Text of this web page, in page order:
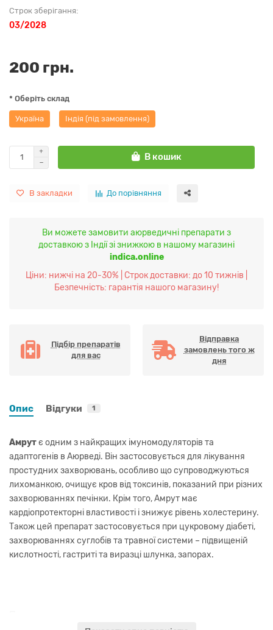
Строк зберігання:
03/2028
200 грн.
* Оберіть склад
Україна Індія (під замовлення)
В кошик
В закладки До порівняння
Ви можете замовити аюрведичні препарати з
доставкою з Індії зі знижкою в нашому магазині
indica.online
Ціни: нижчі на 20-30% | Строк доставки: до 10 тижнів |
Безпечність: гарантія нашого магазину!
Підбір препаратів
для вас
Відправка
замовлень того ж
дня
Опис Відгуки 1
Амрутє одним з найкращих імуномодуляторів та
адаптогенів в Аюрведі. Він застосовується для лікування
простудних захворювань, особливо що супроводжуються
лихоманкою, очищує кров від токсинів, показаний при різних
захворюваннях печінки. Крім того, Амрут має
кардіопротекторні властивості і знижує рівень холестерину.
Також цей препарат застосовується при цукровому діабеті,
захворюваннях суглобів та травної системи – підвищеній
кислотності, гастриті та виразці шлунка, запорах.